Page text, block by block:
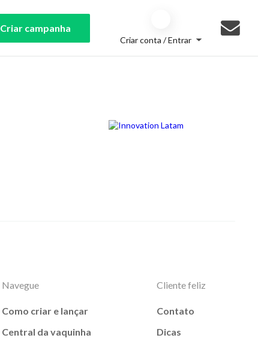
Criar campanha
Criar conta / Entrar
Navegue
Como criar e lançar
Central da vaquinha
Cliente feliz
Contato
Dicas